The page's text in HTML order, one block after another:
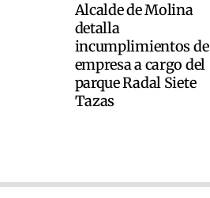
Alcalde de Molina
detalla
incumplimientos de
empresa a cargo del
parque Radal Siete
Tazas